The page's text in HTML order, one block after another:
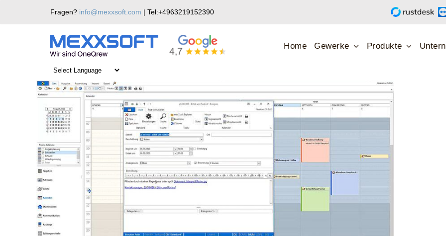
Fragen? info@mexxsoft.com | Tel:+4963219152390
Home Gewerke Produkte
Tipps & Tricks